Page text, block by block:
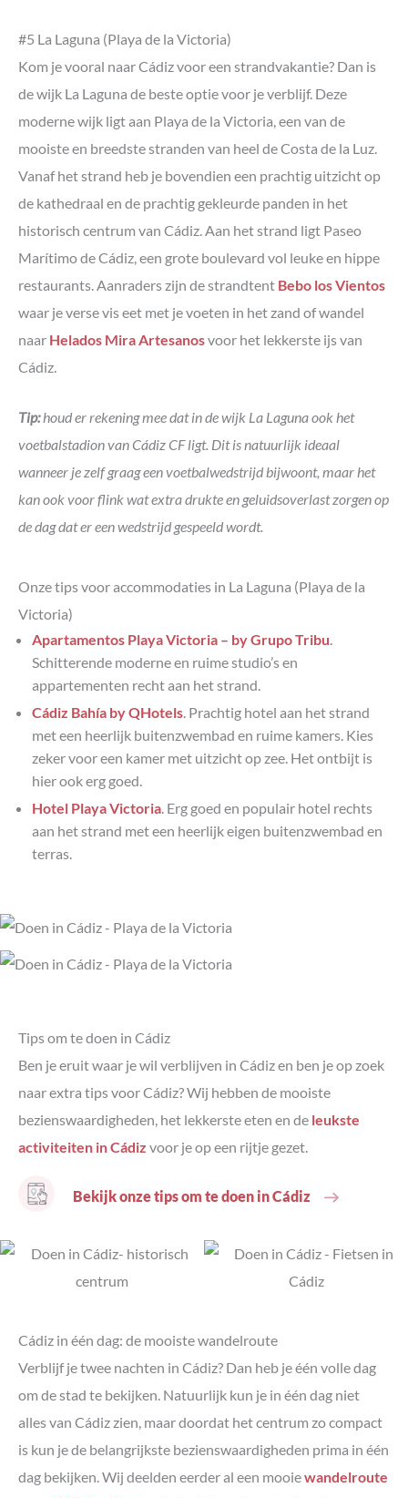
#5 La Laguna (Playa de la Victoria)
Kom je vooral naar Cádiz voor een strandvakantie? Dan is
de wijk La Laguna de beste optie voor je verblijf. Deze
moderne wijk ligt aan Playa de la Victoria, een van de
mooiste en breedste stranden van heel de Costa de la Luz.
Vanaf het strand heb je bovendien een prachtig uitzicht op
de kathedraal en de prachtig gekleurde panden in het
historisch centrum van Cádiz. Aan het strand ligt Paseo
Marítimo de Cádiz, een grote boulevard vol leuke en hippe
restaurants. Aanraders zijn de strandtent Bebo los Vientos
waar je verse vis eet met je voeten in het zand of wandel
naar Helados Mira Artesanosvoor het lekkerste ijs van
Cádiz.
Tip:houd er rekening mee dat in de wijk La Laguna ook het
voetbalstadion van Cádiz CF ligt. Dit is natuurlijk ideaal
wanneer je zelf graag een voetbalwedstrijd bijwoont, maar het
kan ook voor flink wat extra drukte en geluidsoverlast zorgen op
de dag dat er een wedstrijd gespeeld wordt.
Onze tips voor accommodaties in La Laguna (Playa de la
Victoria)
Apartamentos Playa Victoria – by Grupo Tribu
Schitterende moderne en ruime studio’s en
appartementen recht aan het strand.
Cádiz Bahía by QHotels . Prachtig hotel aan het strand
met een heerlijk buitenzwembad en ruime kamers. Kies
zeker voor een kamer met uitzicht op zee. Het ontbijt is
hier ook erg goed.
Hotel Playa Victoria . Erg goed en populair hotel rechts
aan het strand met een heerlijk eigen buitenzwembad en
terras.
Tips om te doen in Cádiz
Ben je eruit waar je wil verblijven in Cádiz en ben je op zoek
naar extra tips voor Cádiz? Wij hebben de mooiste
bezienswaardigheden, het lekkerste eten en de leukste
activiteiten in Cádiz voor je op een rijtje gezet.
Bekijk onze tips om te doen in Cádiz
Cádiz in één dag: de mooiste wandelroute
Verblijf je twee nachten in Cádiz? Dan heb je één volle dag
om de stad te bekijken. Natuurlijk kun je in één dag niet
alles van Cádiz zien, maar doordat het centrum zo compact
is kun je de belangrijkste bezienswaardigheden prima in één
dag bekijken. Wij deelden eerder al een mooiewandelroute